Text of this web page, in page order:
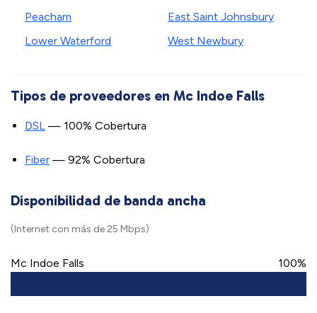
Peacham
Lower Waterford
East Saint Johnsbury
West Newbury
Tipos de proveedores en Mc Indoe Falls
DSL — 100% Cobertura
Fiber — 92% Cobertura
Disponibilidad de banda ancha
(Internet con más de 25 Mbps)
Mc Indoe Falls 100%